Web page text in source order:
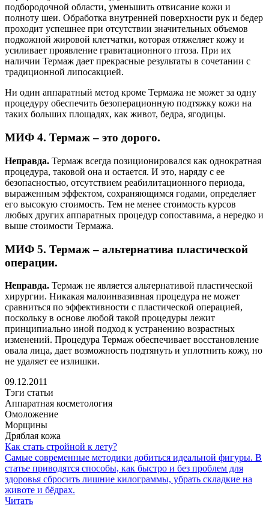
подбородочной области, уменьшить отвисание кожи и
полноту шеи. Обработка внутренней поверхности рук и бедер
проходит успешнее при отсутствии значительных объемов
подкожной жировой клетчатки, которая отяжеляет кожу и
усиливает проявление гравитационного птоза. При их
наличии Термаж дает прекрасные результаты в сочетании с
традиционной липосакцией.
Ни один аппаратный метод кроме Термажа не может за одну
процедуру обеспечить безоперационную подтяжку кожи на
таких больших площадях, как живот, бедра, ягодицы.
МИФ 4. Термаж – это дорого.
Неправда. Термаж всегда позиционировался как однократная
процедура, таковой она и остается. И это, наряду с ее
безопасностью, отсутствием реабилитационного периода,
выраженным эффектом, сохраняющимся годами, определяет
его высокую стоимость. Тем не менее стоимость курсов
любых других аппаратных процедур сопоставима, а нередко и
выше стоимости Термажа.
МИФ 5. Термаж – альтернатива пластической
операции.
Неправда. Термаж не является альтернативой пластической
хирургии. Никакая малоинвазивная процедура не может
сравниться по эффективности с пластической операцией,
поскольку в основе любой такой процедуры лежит
принципиально иной подход к устранению возрастных
изменений. Процедура Термаж обеспечивает восстановление
овала лица, дает возможность подтянуть и уплотнить кожу, но
не удаляет ее излишки.
09.12.2011
Тэги статьи
Аппаратная косметология
Омоложение
Морщины
Дряблая кожа
Как стать стройной к лету?
Самые современные методики добиться идеальной фигуры. В
статье приводятся способы, как быстро и без проблем для
здоровья сбросить лишние килограммы, убрать складкие на
животе и бёдрах.
Читать